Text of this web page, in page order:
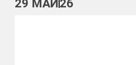
29 МАЙ26